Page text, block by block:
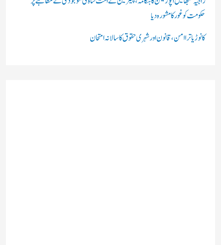
حکومت کو غور کا مشورہ دیا
کانوڑ یاترا امن،قانون اور شہری حقوق کا سالانہ امتحان